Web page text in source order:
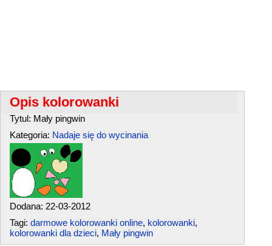
Opis kolorowanki
Tytul: Mały pingwin
Kategoria: Nadaje się do wycinania
Dodana: 22-03-2012
Tagi: darmowe kolorowanki online, kolorowanki,
kolorowanki dla dzieci, Mały pingwin